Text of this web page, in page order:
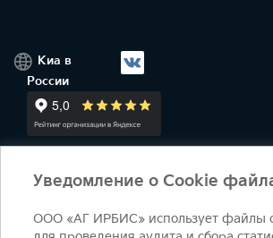
Киа в
России
+7 (495) 644-18-18ежедневно 09:00 - 21:00
Условия оказания услуг
Уведомление о Cookie
ООО «АГ ИРБИС» использует файлы